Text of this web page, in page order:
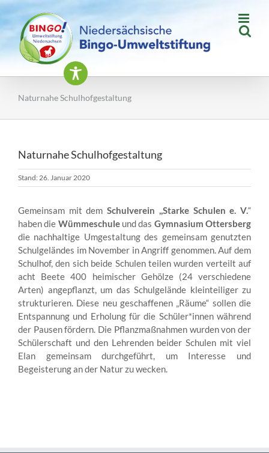
Zum
springen
Naturnahe Schulhofgestaltung
Naturnahe Schulhofgestaltung
Stand: 26. Januar 2020
Gemeinsam mit demSchulverein ,,Starke Schulen e. V.“
haben die Wümmeschuleund das Gymnasium Ottersberg
die nachhaltige Umgestaltung des gemeinsam genutzten
Schulgeländes im November in Angriff genommen. Auf dem
Schulhof, den sich beide Schulen teilen wurden verteilt auf
acht Beete 400 heimischer Gehölze (24 verschiedene
Arten) angepflanzt, um das Schulgelände kleinteiliger zu
strukturieren. Diese neu geschaffenen „Räume“ sollen die
Entspannung und Erholung für die Schüler*innen während
der Pausen fördern. Die Pflanzmaßnahmen wurden von der
Schülerschaft und den Lehrenden beider Schulen mit viel
Elan gemeinsam durchgeführt, um Interesse und
Begeisterung an der Natur zu wecken.